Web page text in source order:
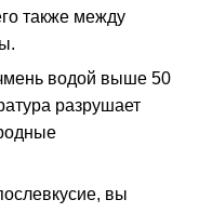
также между
водой выше 50
разрушает
вы